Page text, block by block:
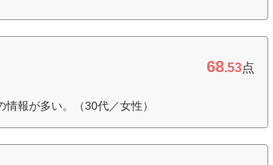
68.53点
報が多い。（30代／女性）